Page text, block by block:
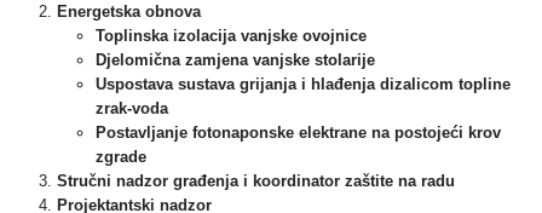
Energetska obnova
Toplinska izolacija vanjske ovojnice
Djelomična zamjena vanjske stolarije
Uspostava sustava grijanja i hlađenja dizalicom topline
zrak-voda
Postavljanje fotonaponske elektrane na postojeći krov
zgrade
Stručni nadzor građenja i koordinator zaštite na radu
Projektantski nadzor